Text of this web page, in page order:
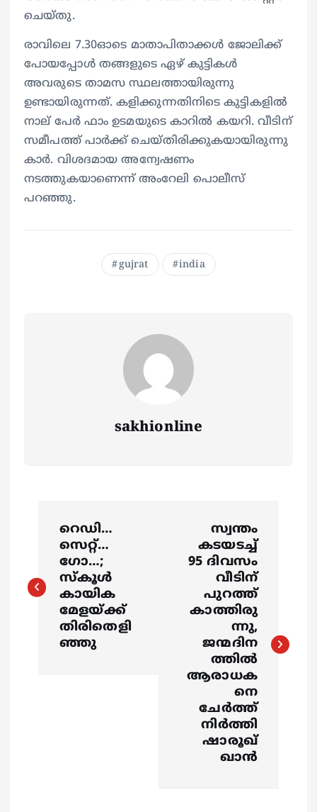
ചെയ്തു.
രാവിലെ 7.30ഓടെ മാതാപിതാക്കൾ ജോലിക്ക്
പോയപ്പോൾ തങ്ങളുടെ ഏഴ് കുട്ടികൾ
അവരുടെ താമസ സ്ഥലത്തായിരുന്നു
ഉണ്ടായിരുന്നത്. കളിക്കുന്നതിനിടെ കുട്ടികളിൽ
നാല് പേർ ഫാം ഉടമയുടെ കാറിൽ കയറി. വീടിന്
സമീപത്ത് പാ‍ർക്ക് ചെയ്തിരിക്കുകയായിരുന്നു
കാർ. വിശദമായ അന്വേഷണം
നടത്തുകയാണെന്ന് അംറേലി പൊലീസ്
പറഞ്ഞു.
gujrat india
sakhionline
s
റെഡി…
സെറ്റ്…
ഗോ…;
സ്കൂൾ
കായിക
മേളയ്ക്ക്
തിരിതെളി
ഞ്ഞു
സ്വന്തം
കടയടച്ച്
95 ദിവസം
വീടിന്
പുറത്ത്
കാത്തിരു
ന്നു,
ജന്മദിന
ത്തിൽ
ആരാധക
നെ
ചേർത്ത്
നിർത്തി
ഷാരൂഖ്
ഖാൻ